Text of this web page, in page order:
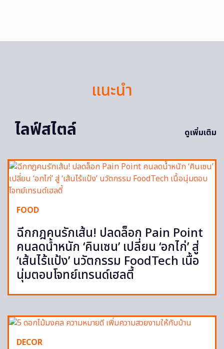
แนะนำ
ไลฟ์สไตล์
ดูเพิ่มเติม
FOOD
ฉีกกฎคนรักเส้น! ปลดล็อก Pain Point
คนลดน้ำหนัก ‘คินเซน’ เปลี่ยน ‘อกไก่’ สู่
‘เส้นไร้แป้ง’ นวัตกรรม FoodTech เนื้อ
นุ่มตอบโจทย์เทรนด์เฮลตี้
DECOR